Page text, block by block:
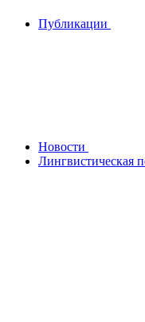
Публикации
Новости
Лингвистическая